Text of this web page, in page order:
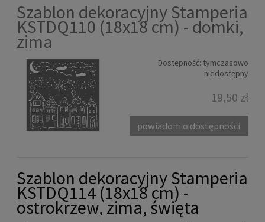
Szablon dekoracyjny Stamperia
KSTDQ110 (18x18 cm) - domki,
zima
Dostępność: tymczasowo
niedostępny
19,50 zł
powiadom o dostępności
Szablon dekoracyjny Stamperia
KSTDQ114 (18x18 cm) -
ostrokrzew, zima, święta